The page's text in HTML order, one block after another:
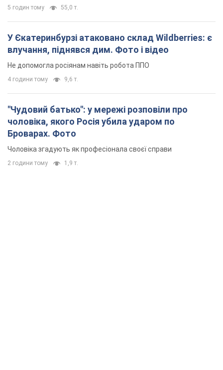
5 годин тому 55,0 т.
У Єкатеринбурзі атаковано склад Wildberries: є
влучання, піднявся дим. Фото і відео
Не допомогла росіянам навіть робота ППО
4 години тому 9,6 т.
"Чудовий батько": у мережі розповіли про
чоловіка, якого Росія убила ударом по
Броварах. Фото
Чоловіка згадують як професіонала своєї справи
2 години тому 1,9 т.